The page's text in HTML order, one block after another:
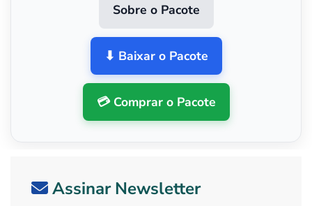
Sobre o Pacote
⬇ Baixar o Pacote
💳 Comprar o Pacote
Assinar Newsletter